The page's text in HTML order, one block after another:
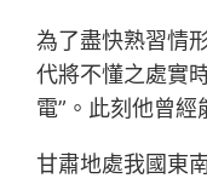
為了盡快熟習情
代將不懂之處實
電”。此刻他曾經
甘肅地處我國東